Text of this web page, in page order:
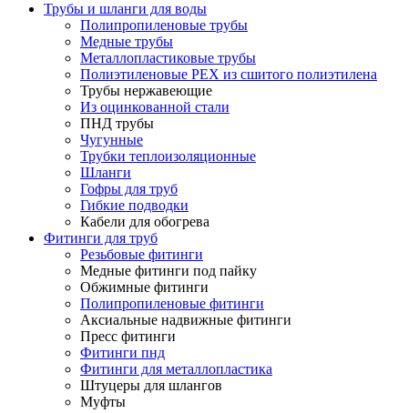
Трубы и шланги для воды
Полипропиленовые трубы
Медные трубы
Металлопластиковые трубы
Полиэтиленовые PEX из сшитого полиэтилена
Трубы нержавеющие
Из оцинкованной стали
ПНД трубы
Чугунные
Трубки теплоизоляционные
Шланги
Гофры для труб
Гибкие подводки
Кабели для обогрева
Фитинги для труб
Резьбовые фитинги
Медные фитинги под пайку
Обжимные фитинги
Полипропиленовые фитинги
Аксиальные надвижные фитинги
Пресс фитинги
Фитинги пнд
Фитинги для металлопластика
Штуцеры для шлангов
Муфты